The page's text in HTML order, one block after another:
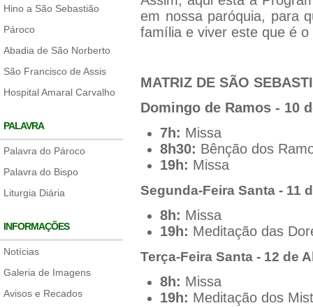
Hino a São Sebastião
Pároco
Abadia de São Norberto
São Francisco de Assis
Hospital Amaral Carvalho
PALAVRA
Palavra do Pároco
Palavra do Bispo
Liturgia Diária
INFORMAÇÕES
Notícias
Galeria de Imagens
Avisos e Recados
em nossa paróquia, para
família e viver este que é
MATRIZ DE SÃO
Domingo de Ramos - 10
7h: Missa
8h30: Bênção dos
19h: Missa
Segunda-Feira Santa - 11
8h: Missa
19h: Meditação das
Terça-Feira Santa - 12 de
8h: Missa
19h: Meditação dos